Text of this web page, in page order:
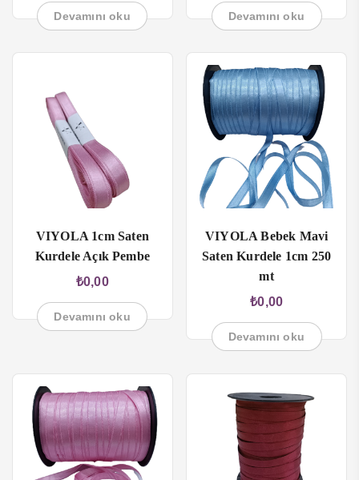
Devamını oku Devamını oku
VIYOLA 1cm Saten
Kurdele Açık Pembe
₺0,00
Devamını oku
VIYOLA Bebek Mavi
Saten Kurdele 1cm 250
mt
₺0,00
Devamını oku